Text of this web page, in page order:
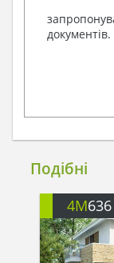
документів.
Подібні
4M636